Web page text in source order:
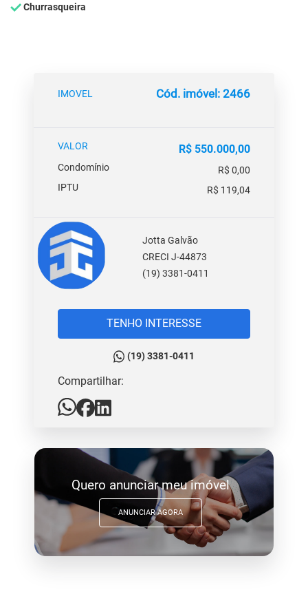
Churrasqueira
IMOVEL Cód. imóvel: 2466
VALOR R$ 550.000,00
Condomínio
R$ 0,00
IPTU
R$ 119,04
Jotta Galvão
CRECI J-44873
(19) 3381-0411
TENHO INTERESSE
(19) 3381-0411
Compartilhar:
Quero anunciar meu imóvel
ANUNCIAR AGORA